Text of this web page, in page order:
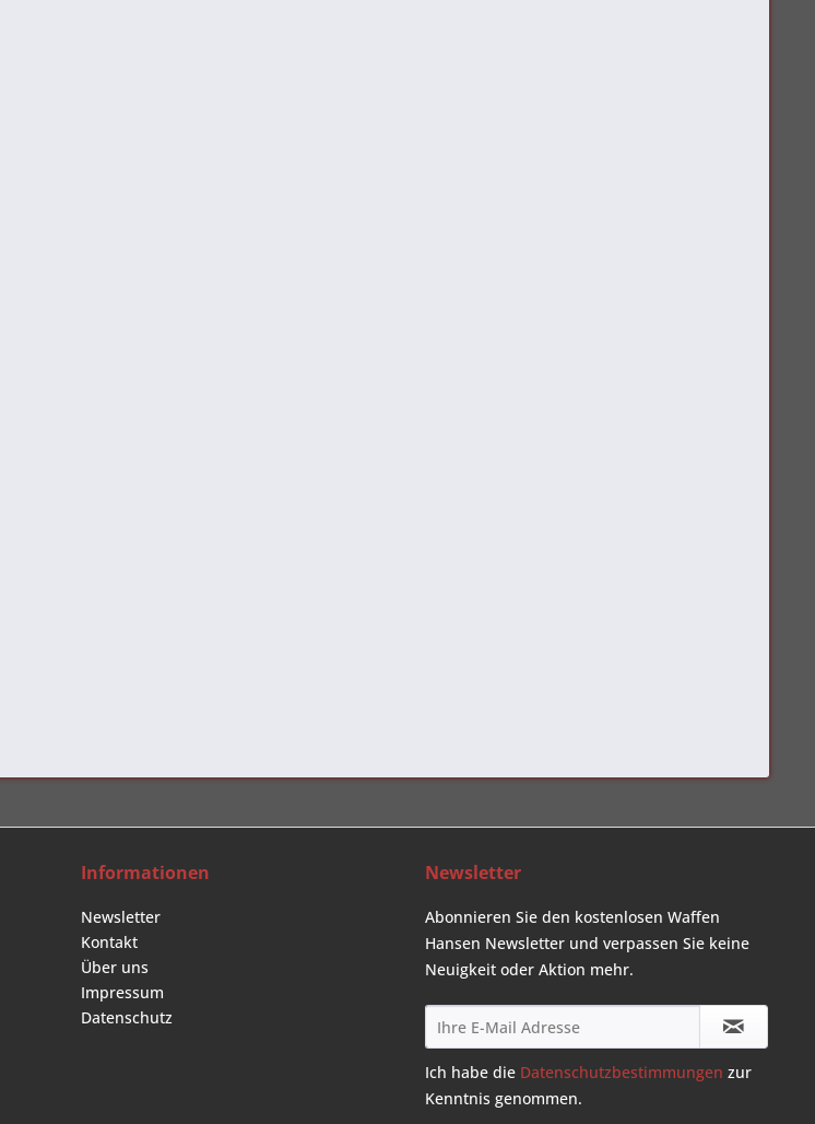
Informationen
Newsletter
Kontakt
Über uns
Impressum
Datenschutz
Newsletter
Abonnieren Sie den kostenlosen Waffen
Hansen Newsletter und verpassen Sie keine
Neuigkeit oder Aktion mehr.
Ich habe die Datenschutzbestimmungen zur
Kenntnis genommen.